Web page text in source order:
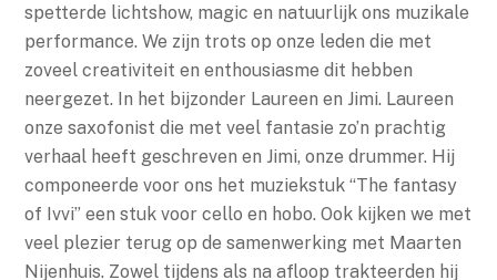
spetterde lichtshow, magic en natuurlijk ons muzikale
performance. We zijn trots op onze leden die met
zoveel creativiteit en enthousiasme dit hebben
neergezet. In het bijzonder Laureen en Jimi. Laureen
onze saxofonist die met veel fantasie zo’n prachtig
verhaal heeft geschreven en Jimi, onze drummer. Hij
componeerde voor ons het muziekstuk “The fantasy
of Ivvi” een stuk voor cello en hobo. Ook kijken we met
veel plezier terug op de samenwerking met Maarten
Nijenhuis. Zowel tijdens als na afloop trakteerden hij